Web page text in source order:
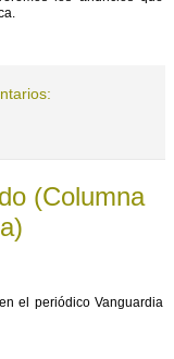
(Columna
el periódico Vanguardia